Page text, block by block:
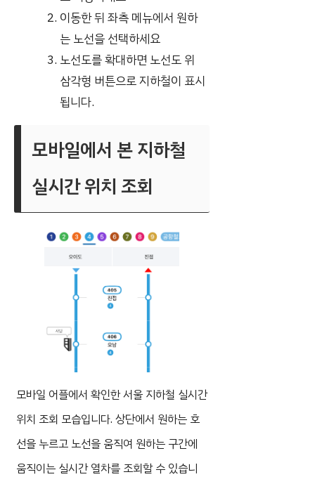
이동한 뒤 좌측 메뉴에서 원하
는 노선을 선택하세요
노선도를 확대하면 노선도 위
삼각형 버튼으로 지하철이 표시
됩니다.
모바일에서 본 지하철
실시간 위치 조회
모바일 어플에서 확인한 서울 지하철 실시간
위치 조회 모습입니다. 상단에서 원하는 호
선을 누르고 노선을 움직여 원하는 구간에
움직이는 실시간 열차를 조회할 수 있습니